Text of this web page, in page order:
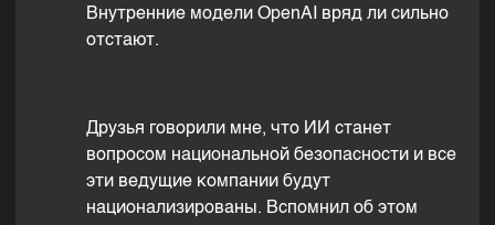
Внутренние модели OpenAI вряд ли сильно
отстают.
Друзья говорили мне, что ИИ станет
вопросом национальной безопасности и все
эти ведущие компании будут
национализированы. Вспомнил об этом